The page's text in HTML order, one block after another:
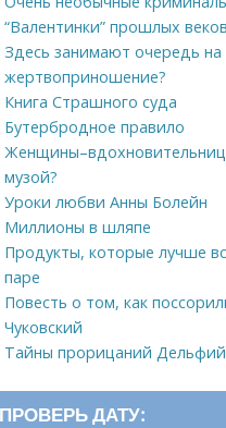
“Валентинки” прошлых веков
Здесь занимают очередь на
жертвоприношение?
Книга Страшного суда
Бутербродное правило
музой?
Уроки любви Анны Болейн
Миллионы в шляпе
Продукты, которые лучше
паре
Повесть о том, как
Чуковский
Тайны прорицаний
ПРОВЕРЬ ДАТУ: